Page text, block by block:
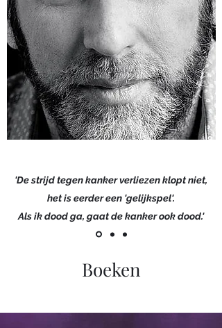
'De strijd tegen kanker verliezen klopt niet,
het is eerder een 'gelijkspel'.
Als ik dood ga, gaat de kanker ook dood.'
Boeken